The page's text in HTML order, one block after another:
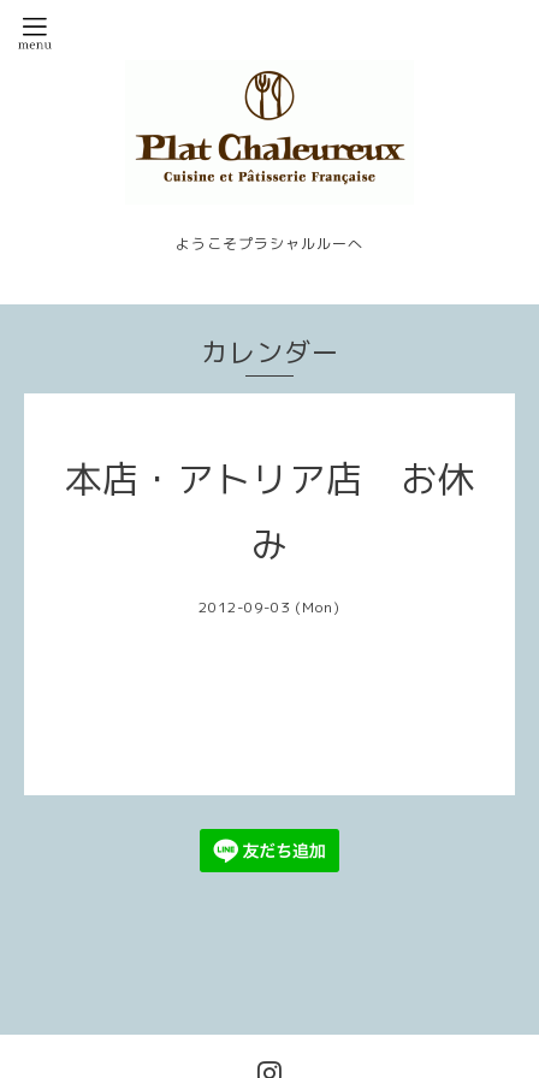
ようこそプラシャルルーへ
カレンダー
本店・アトリア店 お休
み
2012-09-03 (Mon)